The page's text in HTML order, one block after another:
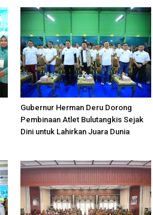
Gubernur Herman Deru Dorong
Pembinaan Atlet Bulutangkis Sejak
Dini untuk Lahirkan Juara Dunia